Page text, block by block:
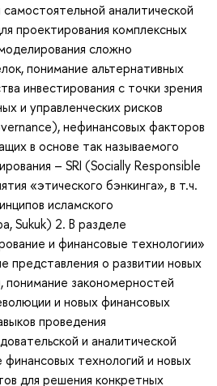
аналитической
проектирования комплексных
сложно
понимание альтернативных
инвестирования с точки зрения
и управленческих рисков
нефинансовых факторов
в основе так называемого
– SRI (Socially Responsible
«этического бэнкинга», в т.ч.
исламского
Sukuk) 2. В разделе
и финансовые технологии»
представления о развитии новых
понимание закономерностей
и новых финансовых
проведения
и аналитической
финансовых технологий и новых
для решения конкретных